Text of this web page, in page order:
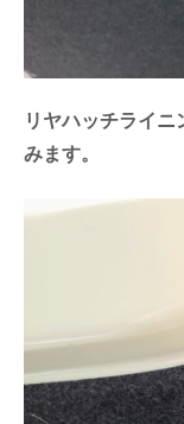
リヤハッチライ
みます。